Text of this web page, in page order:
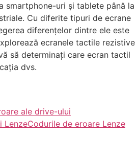
smartphone-uri și tablete până la
Cu diferite tipuri de ecrane
diferențelor dintre ele este
ecranele tactile rezistive
să determinați care ecran tactil
dvs.
ale drive-ului
LenzeCodurile de eroare Lenze